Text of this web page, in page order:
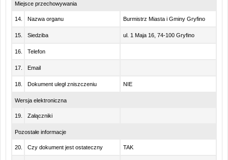
Miejsce przechowywania
14. Nazwa organu Burmistrz Miasta i Gminy Gryfino
15. Siedziba ul. 1 Maja 16, 74-100 Gryfino
16. Telefon
17. Email
18. Dokument uległ zniszczeniu NIE
Wersja elektroniczna
19. Załączniki
Pozostałe informacje
20. Czy dokument jest ostateczny TAK